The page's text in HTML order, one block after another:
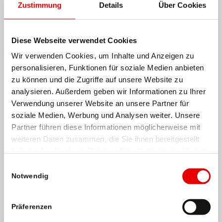
Zustimmung Details Über Cookies
Diese Webseite verwendet Cookies
Wir verwenden Cookies, um Inhalte und Anzeigen zu
personalisieren, Funktionen für soziale Medien anbieten
zu können und die Zugriffe auf unsere Website zu
analysieren. Außerdem geben wir Informationen zu Ihrer
Verwendung unserer Website an unsere Partner für
soziale Medien, Werbung und Analysen weiter. Unsere
Partner führen diese Informationen möglicherweise mit
weiteren Daten zusammen, die Sie ihnen bereitgestellt
Notwendig
Präferenzen
Soziales Zusammenleben
Nachhaltigkeit im Tourismus
Land- & Forstwirtschaft
Bildung & Forschung
Umweltschutz & Ressourcenmanagement
Start-ups Salzburg
Als Preisträger kommen kleine Vereine oder
einzelne Privatpersonen genauso in Frage,
wie etwa große Betriebe, Unternehmen,
Bedingung ist: Die Initiative trägt durch
in der Region und somit für das Bundesland